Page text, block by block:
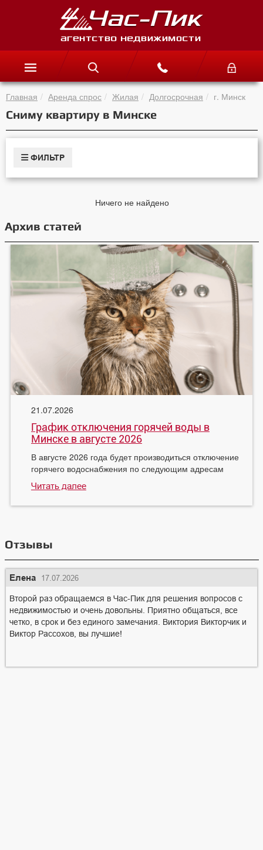
Главная Аренда спрос Жилая Долгосрочная г. Минск
Сниму квартиру в Минске
ФИЛЬТР
Ничего не найдено
Архив статей
21.07.2026
График отключения горячей воды в
Минске в августе 2026
В августе 2026 года будет производиться отключение
горячего водоснабжения по следующим адресам
Читать далее
Отзывы
Елена 17.07.2026
Второй раз обращаемся в Час-Пик для решения вопросов с
недвижимостью и очень довольны. Приятно общаться, все
четко, в срок и без единого замечания. Виктория Викторчик и
Виктор Рассохов, вы лучшие!